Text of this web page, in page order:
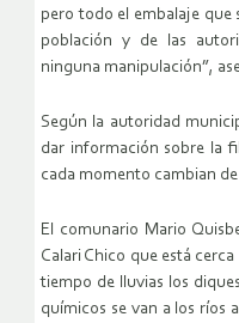
pero todo el embalaje que
población y de las
ninguna manipulación”,
Según la autoridad
dar información sobre la
cada momento cambian de
El comunario Mario
Calari Chico que está
tiempo de lluvias los
químicos se van a los ríos